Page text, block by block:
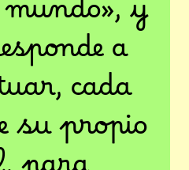
y
a
cada
su propio